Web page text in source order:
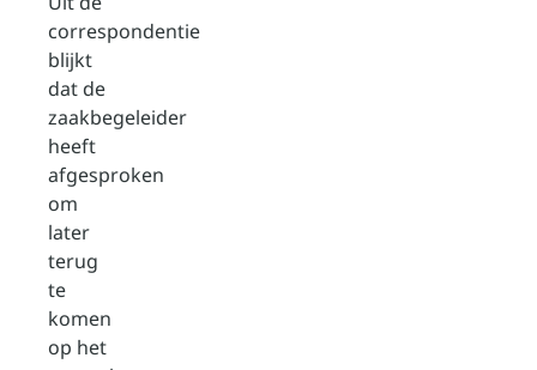
correspondentie
blijkt
dat de
zaakbegeleider
heeft
afgesproken
om
later
terug
te
komen
op het